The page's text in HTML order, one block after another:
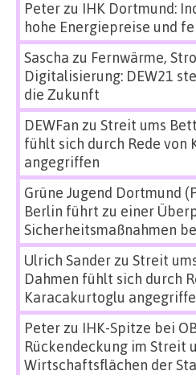
Peterzu IHK Dortmund:
hohe Energiepreise und
Sascha zu Fernwärme,
Digitalisierung: DEW21
die Zukunft
DEWFan zu Streit ums
fühlt sich durch Rede von
angegriffen
Grüne Jugend Dortmund
Berlin führt zu einer
Sicherheitsmaßnahmen
Ulrich Sanderzu Streit
Dahmen fühlt sich durch
Karacakurtoglu
Peterzu IHK-Spitze bei
Rückendeckung im Streit
Wirtschaftsflächen der